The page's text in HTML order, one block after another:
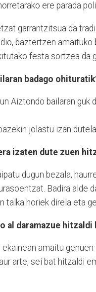
ere parada
garrantzitsua da
baztertzen
festa sortzea da
badago
Aiztondo bailaran guk
jolastu izan
izaten dute zuen
dugun bezala,
Badira alde
talka horiek direla eta
al daramazue hitzaldi
amaitu
arte, sei bat hitzaldi